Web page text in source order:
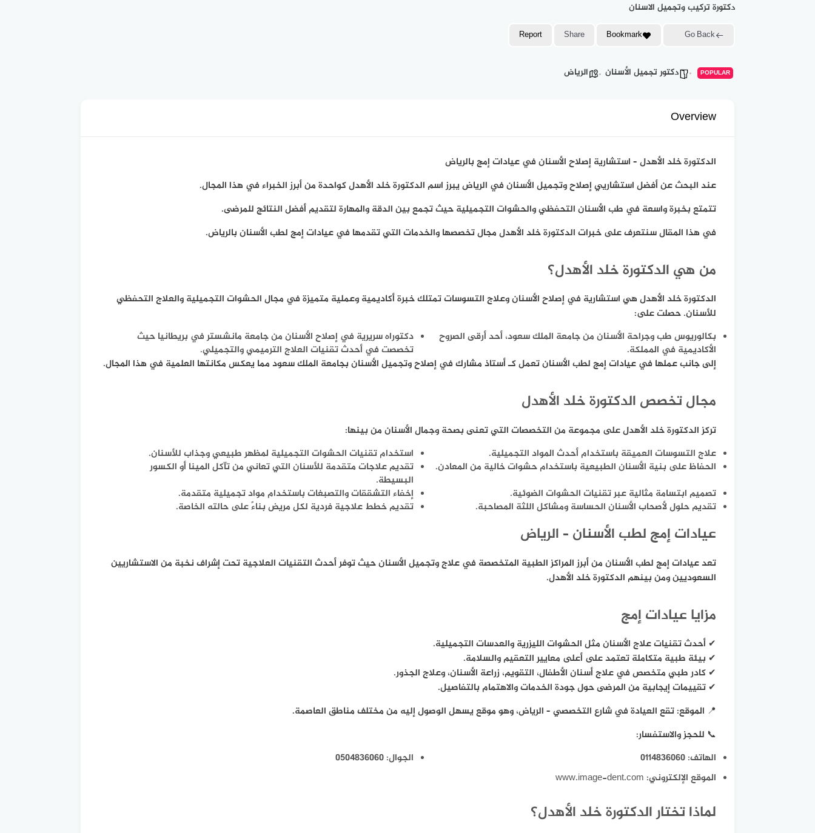
دكتورة تركيب وتجميل الاسنان
Go Back
Bookmark
Share
Report
POPULAR دكتور تجميل الأسنان الرياض
Overview
الدكتورة خلد الأهدل – استشارية إصلاح الأسنان في عيادات إمج بالرياض
عند البحث عن أفضل استشاريي إصلاح وتجميل الأسنان في الرياض يبرز اسم الدكتورة خلد الأهدل كواحدة من أبرز الخبراء في هذا المجال.
تتمتع بخبرة واسعة في طب الأسنان التحفظي والحشوات التجميلية حيث تجمع بين الدقة والمهارة لتقديم أفضل النتائج للمرضى.
في هذا المقال سنتعرف على خبرات الدكتورة خلد الأهدل مجال تخصصها والخدمات التي تقدمها في عيادات إمج لطب الأسنان بالرياض.
من هي الدكتورة خلد الأهدل؟
الدكتورة خلد الأهدل هي استشارية في إصلاح الأسنان وعلاج التسوسات تمتلك خبرة أكاديمية وعملية متميزة في مجال الحشوات التجميلية والعلاج التحفظي
للأسنان. حصلت على:
بكالوريوس طب وجراحة الأسنان من جامعة الملك سعود، أحد أرقى الصروح
الأكاديمية في المملكة.
دكتوراه سريرية في إصلاح الأسنان من جامعة مانشستر في بريطانيا حيث
تخصصت في أحدث تقنيات العلاج الترميمي والتجميلي.
إلى جانب عملها في عيادات إمج لطب الأسنانتعمل كـ أستاذ مشارك في إصلاح وتجميل الأسنان بجامعة الملك سعود مما يعكس مكانتها العلمية في هذا المجال.
مجال تخصص الدكتورة خلد الأهدل
تركز الدكتورة خلد الأهدل على مجموعة من التخصصات التي تعنى بصحة وجمال الأسنان من بينها:
علاج التسوسات العميقة باستخدام أحدث المواد التجميلية.
استخدام تقنيات الحشوات التجميلية لمظهر طبيعي وجذاب للأسنان.
الحفاظ على بنية الأسنان الطبيعية باستخدام حشوات خالية من المعادن.
تقديم علاجات متقدمة للأسنان التي تعاني من تآكل المينا أو الكسور
البسيطة.
تصميم ابتسامة مثالية عبر تقنيات الحشوات الضوئية.
إخفاء التشققات والتصبغات باستخدام مواد تجميلية متقدمة.
تقديم حلول لأصحاب الأسنان الحساسة ومشاكل اللثة المصاحبة.
تقديم خطط علاجية فردية لكل مريض بناءً على حالته الخاصة.
عيادات إمج لطب الأسنان – الرياض
تعد عيادات إمج لطب الأسنان من أبرز المراكز الطبية المتخصصة في علاج وتجميل الأسنان حيث توفر أحدث التقنيات العلاجية تحت إشراف نخبة من الاستشاريين
السعوديين ومن بينهم الدكتورة خلد الأهدل.
مزايا عيادات إمج
✔ أحدث تقنيات علاج الأسنان مثل الحشوات الليزرية والعدسات التجميلية.
✔ بيئة طبية متكاملة تعتمد على أعلى معايير التعقيم والسلامة.
✔ كادر طبي متخصص في علاج أسنان الأطفال، التقويم، زراعة الأسنان، وعلاج الجذور.
✔ تقييمات إيجابية من المرضى حول جودة الخدمات والاهتمام بالتفاصيل.
📍 الموقع: تقع العيادة في شارع التخصصي – الرياض، وهو موقع يسهل الوصول إليه من مختلف مناطق العاصمة.
📞 للحجز والاستفسار:
الهاتف: 0114836060
الجوال: 0504836060
الموقع الإلكتروني: www.image-dent.com
لماذا تختار الدكتورة خلد الأهدل؟